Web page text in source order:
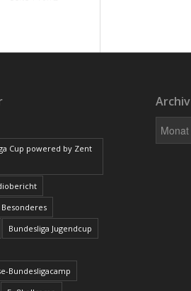
Cup powered by Zent
Besonderes
Bundesliga Jugendcup
Bundesligacamp
Archiv